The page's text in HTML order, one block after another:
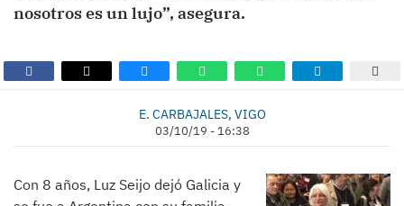
nosotros es un lujo”, asegura.
E. CARBAJALES, VIGO
03/10/19 - 16:38
Con 8 años, Luz Seijo dejó Galicia y